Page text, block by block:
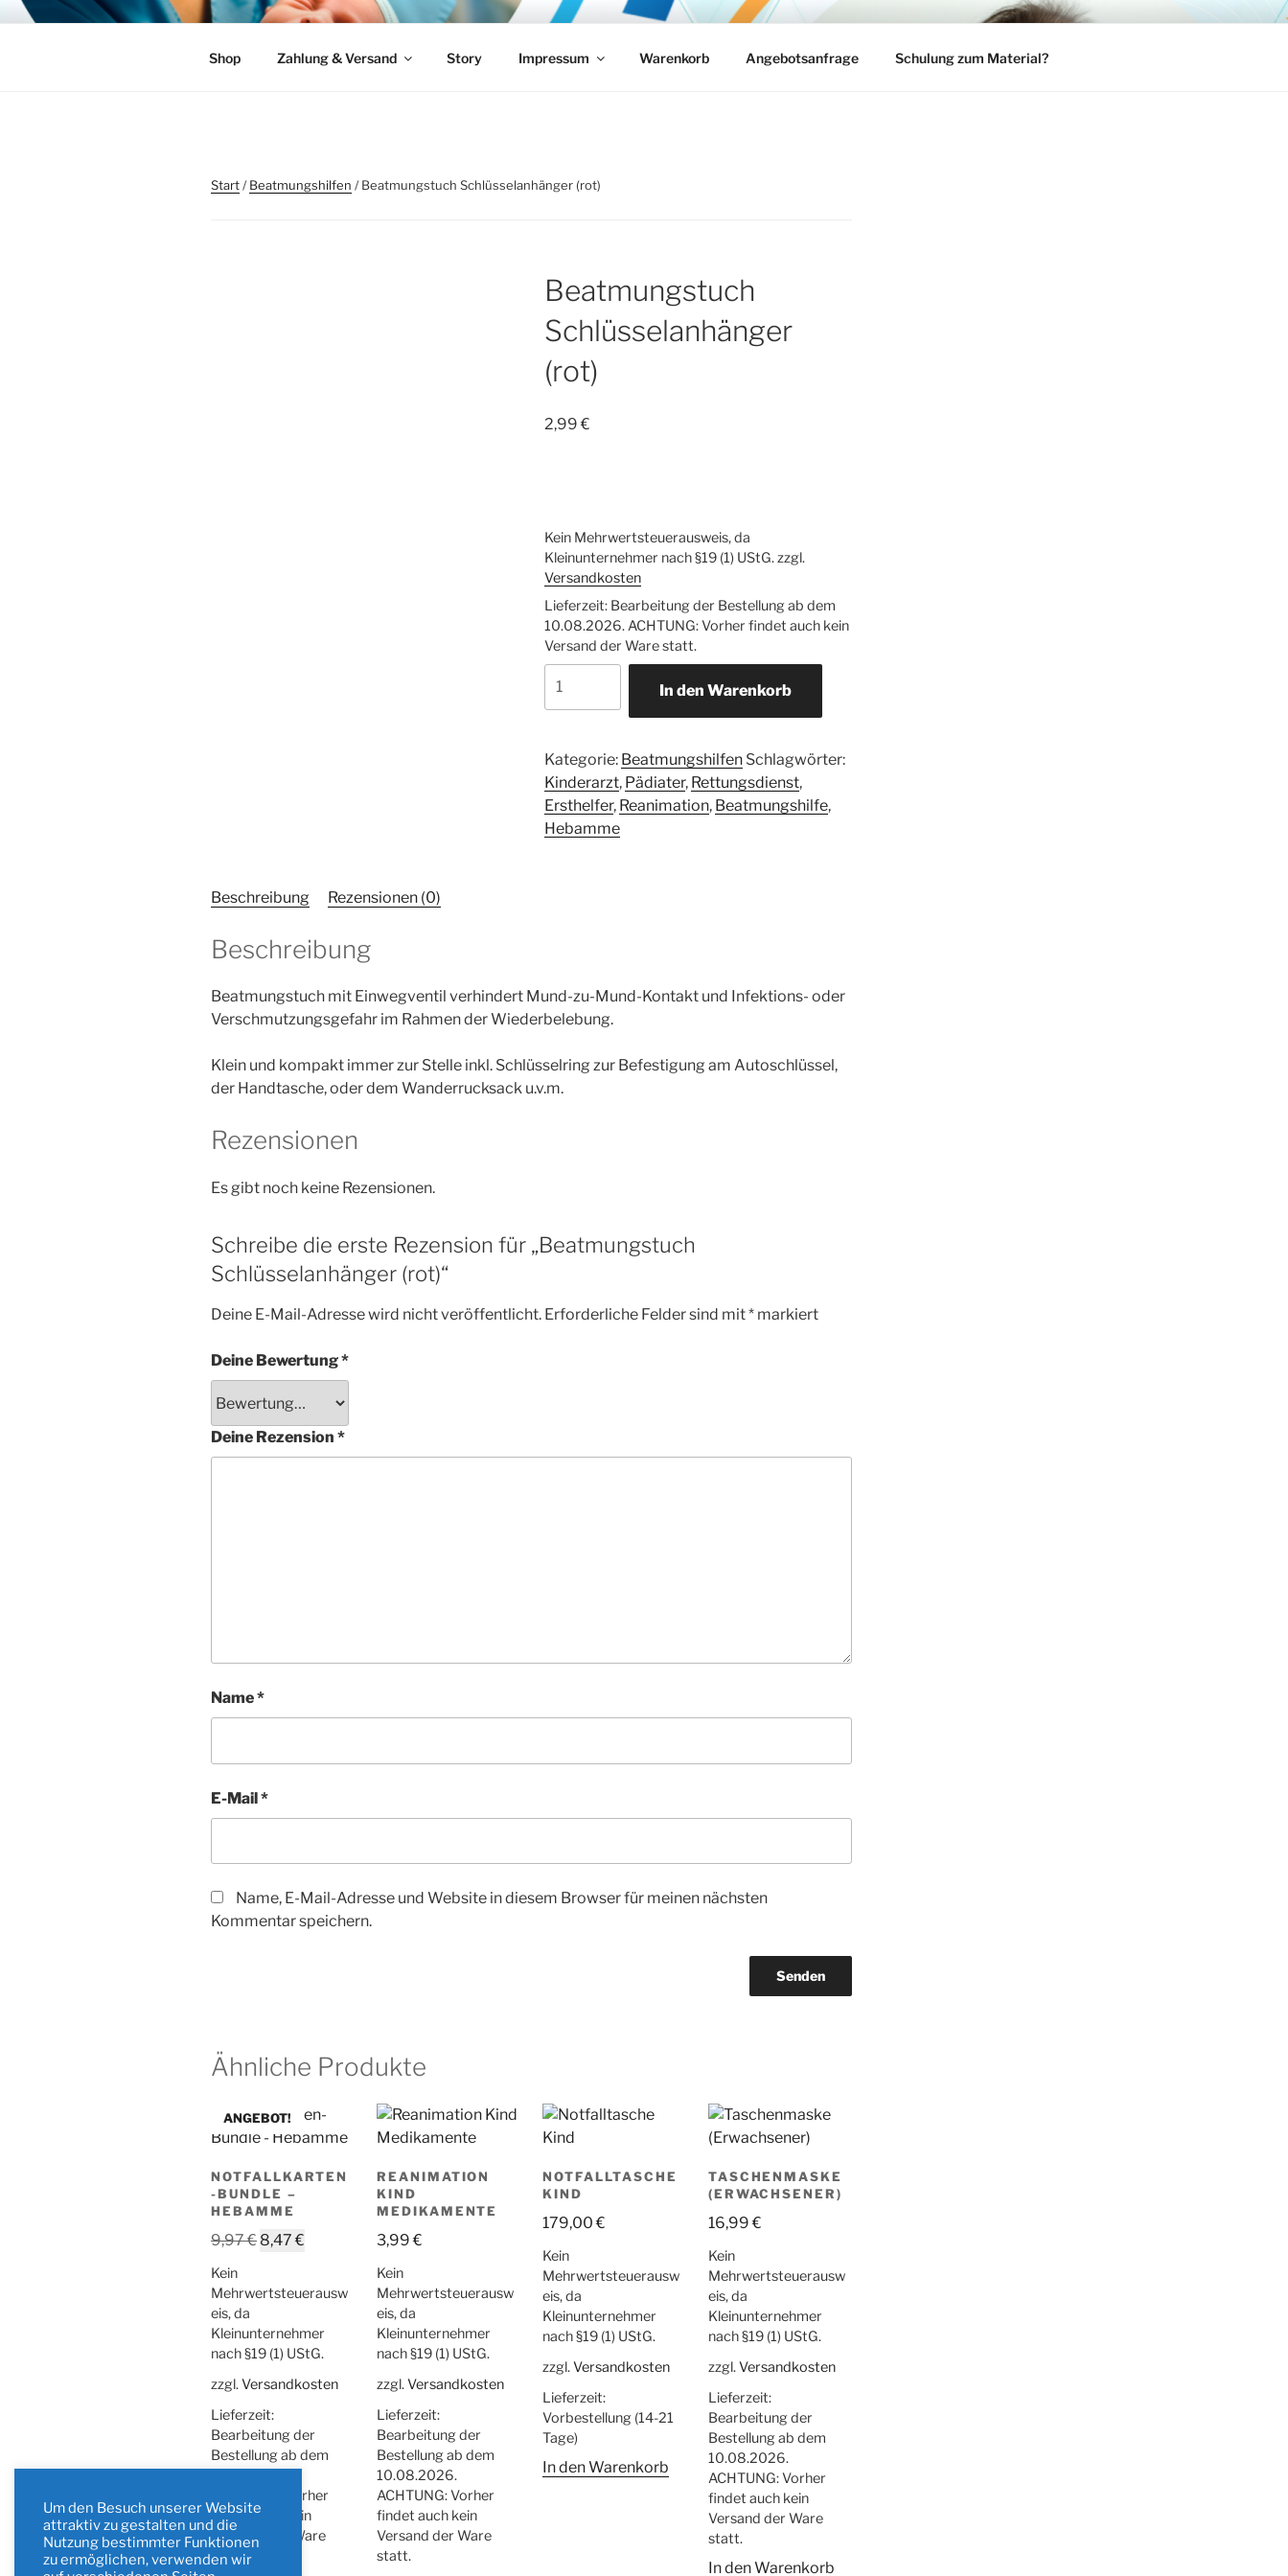
Zum
SPIEGEL MEDICAL-SOLUTIONS
Individuelle Lösungen für die Notfallmedizin
Shop Zahlung & Versand Story Impressum Warenkorb Angebotsanfrage Schulung zum Material?
Start/Beatmungshilfen / Beatmungstuch Schlüsselanhänger (rot)
Beatmungstuch
Schlüsselanhänger
(rot)
2,99€
Kein Mehrwertsteuerausweis, da
Kleinunternehmer nach §19 (1) UStG.zzgl.
Versandkosten
Lieferzeit: Bearbeitung der Bestellung ab dem
10.08.2026. ACHTUNG: Vorher findet auch kein
Versand der Ware statt.
SchlüsselanhängerIn den Warenkorb
Kategorie: Beatmungshilfen Schlagwörter:
Kinderarzt, Pädiater, Rettungsdienst,
Ersthelfer, Reanimation, Beatmungshilfe,
Hebamme
Beschreibung Rezensionen (0)
Beschreibung
Beatmungstuch mit Einwegventil verhindert Mund-zu-Mund-Kontakt und Infektions- oder
Verschmutzungsgefahr im Rahmen der Wiederbelebung.
Klein und kompakt immer zur Stelle inkl. Schlüsselring zur Befestigung am Autoschlüssel,
der Handtasche, oder dem Wanderrucksack u.v.m.
Rezensionen
Es gibt noch keine Rezensionen.
Schreibe die erste Rezension für „Beatmungstuch
Schlüsselanhänger (rot)“
Deine E-Mail-Adresse wird nicht veröffentlicht. Erforderliche Felder sind mit* markiert
Deine Bewertung*
Deine Rezension *
Name*
E-Mail*
Name, E-Mail-Adresse und Website in diesem Browser für meinen nächsten
Kommentar speichern.
Ähnliche Produkte
ANGEBOT!
NOTFALLKARTEN
-BUNDLE –
HEBAMME
9,97€ Ursprünglicher
war:
8,47€
Kein
Mehrwertsteuerausw
eis, da
Kleinunternehmer
nach §19 (1) UStG.
zzgl.Versandkosten
Lieferzeit:
Bearbeitung der
Bestellung ab dem
ACHTUNG: Vorher
findet auch kein
Versand der Ware
statt.
REANIMATION
KIND
MEDIKAMENTE
3,99€
Kein
Mehrwertsteuerausw
eis, da
Kleinunternehmer
nach §19 (1) UStG.
zzgl.Versandkosten
Lieferzeit:
Bearbeitung der
Bestellung ab dem
10.08.2026.
ACHTUNG: Vorher
findet auch kein
Versand der Ware
statt.
NOTFALLTASCHE
KIND
179,00€
Kein
Mehrwertsteuerausw
eis, da
Kleinunternehmer
nach §19 (1) UStG.
zzgl.Versandkosten
Lieferzeit:
Vorbestellung (14-21
Tage)
In den Warenkorb
TASCHENMASKE
(ERWACHSENER)
16,99€
Kein
Mehrwertsteuerausw
eis, da
Kleinunternehmer
nach §19 (1) UStG.
zzgl.Versandkosten
Lieferzeit:
Bearbeitung der
Bestellung ab dem
10.08.2026.
ACHTUNG: Vorher
findet auch kein
Versand der Ware
statt.
In den Warenkorb
Um den Besuch unserer Website
attraktiv zu gestalten und die
Nutzung bestimmter Funktionen
zu ermöglichen, verwenden wir